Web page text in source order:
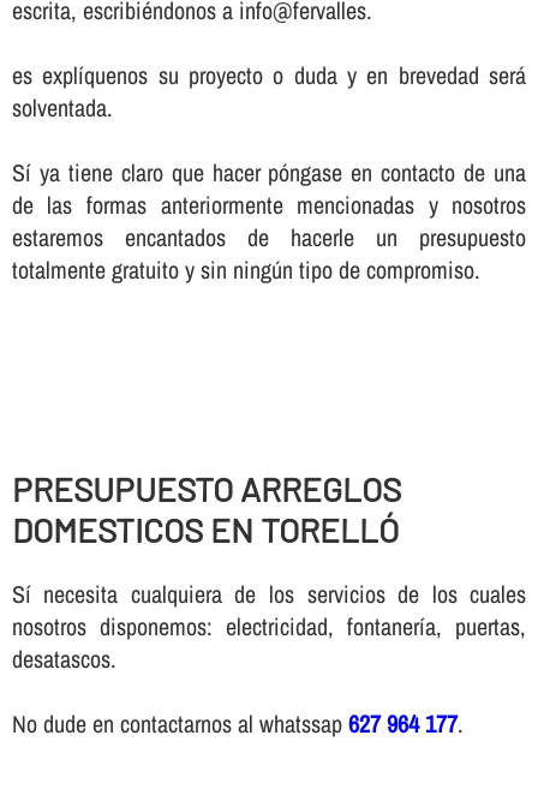
escrita, escribiéndonos a info@fervalles.
es explíquenos su proyecto o duda y en brevedad será
solventada.
Sí ya tiene claro que hacer póngase en contacto de una
de las formas anteriormente mencionadas y nosotros
estaremos encantados de hacerle un presupuesto
totalmente gratuito y sin ningún tipo de compromiso.
PRESUPUESTO ARREGLOS
DOMESTICOS EN TORELLÓ
Sí necesita cualquiera de los servicios de los cuales
nosotros disponemos: electricidad, fontanería, puertas,
desatascos.
No dude en contactarnos al whatssap627 964 177.